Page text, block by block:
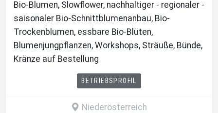
Bio-Blumen, Slowflower, nachhaltiger - regionaler -
saisonaler Bio-Schnittblumenanbau, Bio-
Trockenblumen, essbare Bio-Blüten,
Blumenjungpflanzen, Workshops, Sträuße, Bünde,
Kränze auf Bestellung
BETRIEBSPROFIL
Niederösterreich